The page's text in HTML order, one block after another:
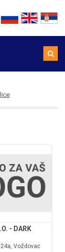
- DARK
Voždovac